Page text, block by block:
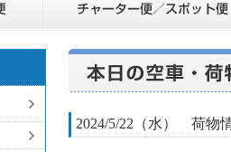
2024/5/22（水） 荷物